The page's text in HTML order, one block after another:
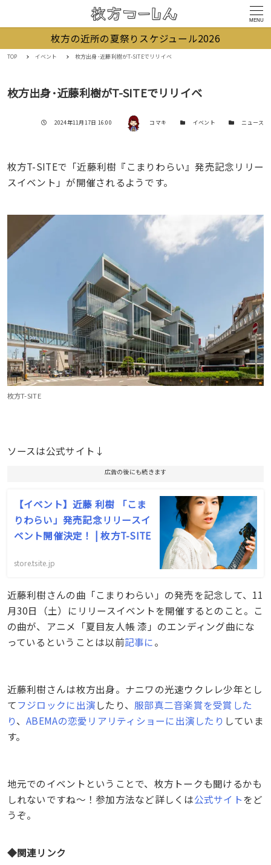
MENU
枚方の近所の夏祭りスケジュール2026
TOP イベント 枚方出身･近藤利樹がT-SITEでリリイベ
枚方出身･近藤利樹がT-SITEでリリイベ
投稿日
2024年11月17日 16:00 著者 コマキ カテゴリー
イベント カテゴリー
ニュース
枚方T-SITEで「近藤利樹『こまりわらい』発売記念リリー
スイベント」が開催されるようです。
枚方T-SITE
ソースは公式サイト↓
広告の後にも続きます
【イベント】近藤 利樹 「こま
りわらい」発売記念リリースイ
ベント開催決定！ | 枚方T-SITE
store.tsite.jp
近藤利樹さんの曲「こまりわらい」の発売を記念して、11
月30日（土）にリリースイベントを開催するとのこと。こ
の曲が、アニメ「夏目友人帳 漆」のエンディング曲にな
っているということは以前記事に。
近藤利樹さんは枚方出身。ナニワの光速ウクレレ少年とし
てフジロックに出演したり、 服部真二音楽賞を受賞した
り、ABEMAの恋愛リアリティショーに出演したり していま
す。
地元でのイベントということで、枚方トークも聞けるかも
しれないですね〜！参加方法など詳しくは公式サイト をど
うぞ。
◆関連リンク